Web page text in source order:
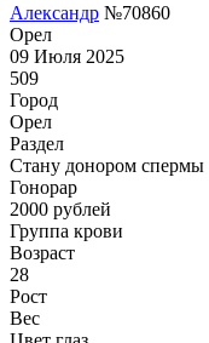
Александр №70860
Орел
09 Июля 2025
509
Город
Орел
Раздел
Стану донором спермы
Гонoрар
2000 рублей
Группа крови
Возраст
28
Рост
Вес